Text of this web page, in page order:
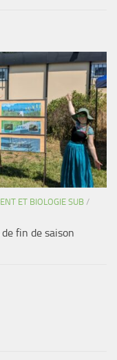
ET BIOLOGIE SUB/
fin de saison